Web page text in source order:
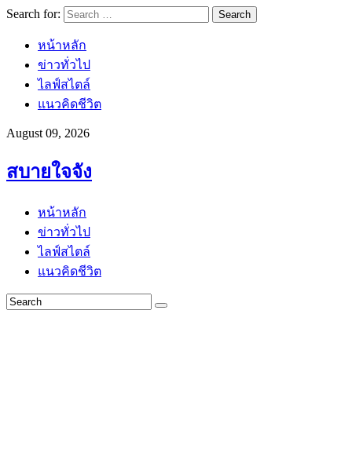
Search for:
หน้าหลัก
ข่าวทั่วไป
ไลฟ์สไตล์
แนวคิดชีวิต
August 09, 2026
สบายใจจัง
หน้าหลัก
ข่าวทั่วไป
ไลฟ์สไตล์
แนวคิดชีวิต